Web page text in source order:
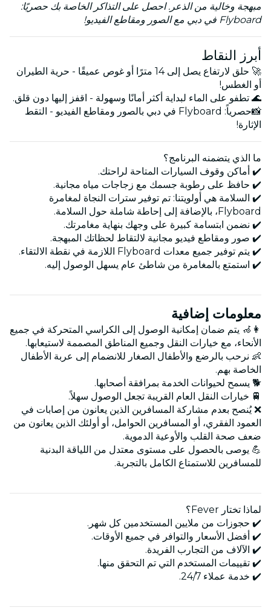
مبهجة وخالية من الذعر. احصل على التذاكر الخاصة بك حصريًا:
Flyboard في دبي مع الصور ومقاطع الفيديو!
أبرز النقاط
🚀 حلق لارتفاع يصل إلى 14 مترًا أو غوص عميقًا - حرية الطيران
أو الغطس!
🌊 تطفو على الماء لبداية أكثر أمانًا وسهولة - اقفز إليها دون قلق.
📸حصرياً: Flyboard في دبي بالصور ومقاطع الفيديو - التقط
الإثارة!
ما الذي يتضمنه البرنامج؟
✔️ أماكن وقوف السيارات المتاحة لراحتك.
✔️ حافظ على رطوبة جسمك مع زجاجات مياه مجانية.
✔️ السلامة هي أولويتنا: تم توفير سترات النجاة لمغامرة
Flyboard، بالإضافة إلى إحاطة شاملة حول السلامة.
✔️ نضمن ابتسامة كبيرة على وجهك بنهاية مغامرتك.
✔️ صور ومقاطع فيديو مجانية لالتقاط لحظاتك المبهجة.
✔️ يتم توفير جميع معدات Flyboard اللازمة في نقطة الالتقاء.
✔️ استمتع بالمغامرة من شاطئ عام يسهل الوصول إليه.
معلومات إضافية
👩‍🦽 يتم ضمان إمكانية الوصول إلى الكراسي المتحركة في جميع
الأنحاء، مع خيارات النقل وجميع المناطق المصممة لاستيعابها.
👶 نرحب بالرضع والأطفال الصغار للانضمام إلى عربة الأطفال
الخاصة بهم.
🐕 يسمح لحيوانات الخدمة بمرافقة أصحابها.
🚆 خيارات النقل العام القريبة تجعل الوصول سهلاً.
❌ يُنصح بعدم مشاركة المسافرين الذين يعانون من إصابات في
العمود الفقري، أو المسافرين الحوامل، أو أولئك الذين يعانون من
ضعف صحة القلب والأوعية الدموية.
💪 يوصى بالحصول على مستوى معتدل من اللياقة البدنية
للمسافرين للاستمتاع الكامل بالتجربة.
لماذا تختار Fever؟
✔️ حجوزات من ملايين المستخدمين كل شهر.
✔️ أفضل الأسعار والتوافر في جميع الأوقات.
✔️ الآلاف من التجارب الفريدة.
✔️ تقييمات المستخدم التي تم التحقق منها.
✔️ خدمة عملاء 24/7.